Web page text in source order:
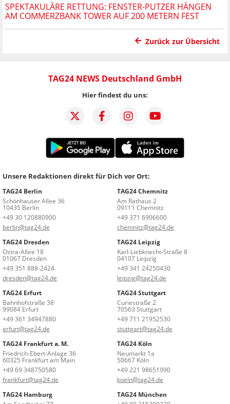
SPEKTAKULÄRE RETTUNG: FENSTER-PUTZER HÄNGEN
AM COMMERZBANK TOWER AUF 200 METERN FEST
Zurück zur Übersicht
TAG24 NEWS Deutschland GmbH
Hier findest du uns:
Unsere Redaktionen direkt für Dich vor Ort:
TAG24 Berlin
Schönhauser Allee 36
10435 Berlin
+49 30 120880900
berlin@tag24.de
TAG24 Chemnitz
Am Rathaus 2
09111 Chemnitz
+49 371 6906600
chemnitz@tag24.de
TAG24 Dresden
Ostra-Allee 18
01067 Dresden
+49 351 888-2424
dresden@tag24.de
TAG24 Leipzig
Karl-Liebknecht-Straße 8
04107 Leipzig
+49 341 24250430
leipzig@tag24.de
TAG24 Erfurt
Bahnhofstraße 38
99084 Erfurt
+49 361 34947880
erfurt@tag24.de
TAG24 Stuttgart
Curiestraße 2
70563 Stuttgart
+49 711 21952530
stuttgart@tag24.de
TAG24 Frankfurt a. M.
Friedrich-Ebert-Anlage 36
60325 Frankfurt am Main
+49 69 348750580
frankfurt@tag24.de
TAG24 Köln
Neumarkt 1a
50667 Köln
+49 221 98651990
koeln@tag24.de
TAG24 Hamburg
TAG24 München